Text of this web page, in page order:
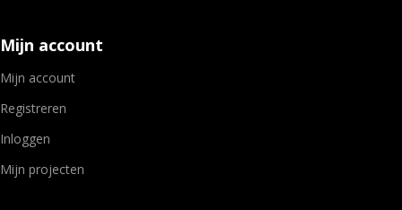
Mijn account
Mijn account
Registreren
Inloggen
Mijn projecten